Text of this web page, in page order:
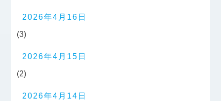
2026年4月16日
(3)
2026年4月15日
(2)
2026年4月14日